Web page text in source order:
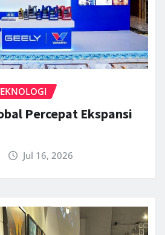
Percepat Ekspansi
Jul 16, 2026